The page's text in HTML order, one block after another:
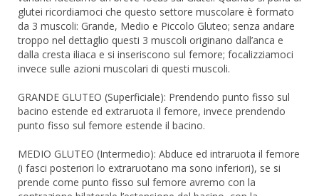
glutei ricordiamoci che questo settore muscolare è formato
da 3 muscoli: Grande, Medio e Piccolo Gluteo; senza andare
troppo nel dettaglio questi 3 muscoli originano dall’anca e
dalla cresta iliaca e si inseriscono sul femore; focalizziamoci
invece sulle azioni muscolari di questi muscoli.
GRANDE GLUTEO (Superficiale): Prendendo punto fisso sul
bacino estende ed extraruota il femore, invece prendendo
punto fisso sul femore estende il bacino.
MEDIO GLUTEO (Intermedio): Abduce ed intraruota il femore
(i fasci posteriori lo extraruotano ma sono inferiori), se si
prende come punto fisso sul femore avremo con la